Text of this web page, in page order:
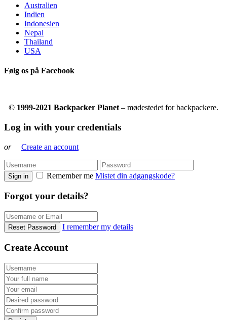
Australien
Indien
Indonesien
Nepal
Thailand
USA
Følg os på Facebook
© 1999-2021 Backpacker Planet – mødestedet for backpackere.
Log in with your credentials
or Create an account
Sign in Remember me Mistet din adgangskode?
Forgot your details?
Reset Password I remember my details
Create Account